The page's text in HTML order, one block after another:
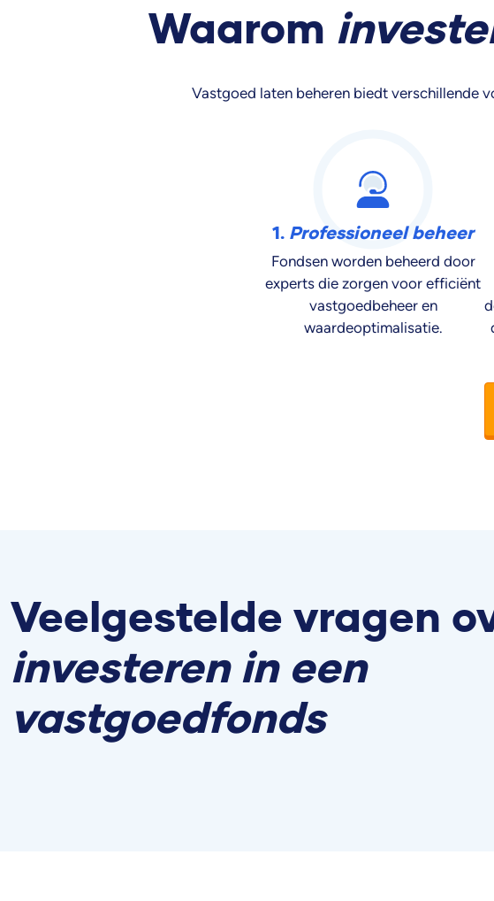
Waarom
Vastgoed laten beheren biedt verschillende
1. Professioneel beheer
Fondsen worden beheerd door
experts die zorgen voor efficiënt
vastgoedbeheer en
waardeoptimalisatie.
Veelgestelde vragen
investeren in een
vastgoedfonds